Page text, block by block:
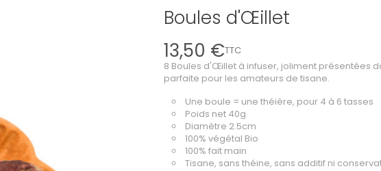
Boules d'Œillet
13,50 €TTC
8 Boules d'Œillet à infuser, joliment présentées
parfaite pour les amateurs de tisane.
Une boule = une théière, pour 4 à 6 tasses
Poids net 40g
Diamètre 2.5cm
100% végétal Bio
100% fait main
Tisane, sans théine, sans additif ni